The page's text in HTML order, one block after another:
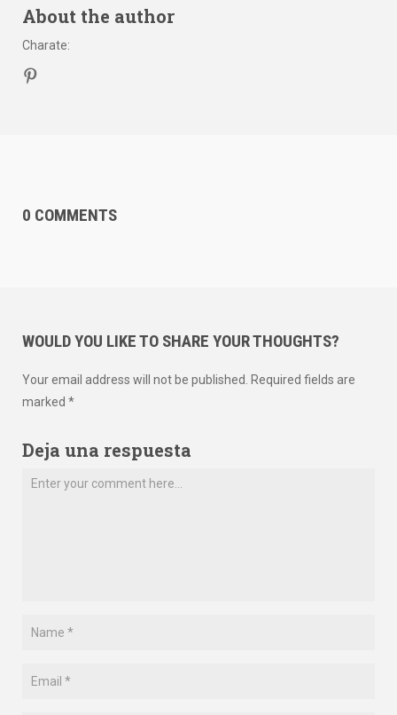
About the author
Charate:
0 COMMENTS
WOULD YOU LIKE TO SHARE YOUR THOUGHTS?
Your email address will not be published. Required fields are
marked *
Deja una respuesta